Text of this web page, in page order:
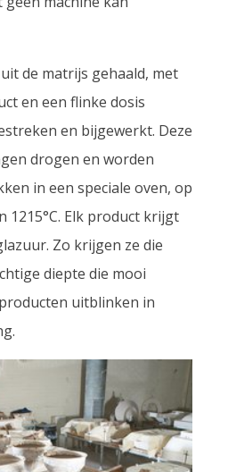
de matrijs gehaald, met
en een flinke dosis
en bijgewerkt. Deze
drogen en worden
in een speciale oven, op
1215°C. Elk product krijgt
Zo krijgen ze die
diepte die mooi
uitblinken in